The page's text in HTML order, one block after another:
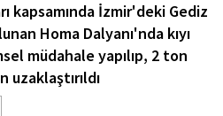
kapsamında İzmir'deki Gediz
Homa Dalyanı'nda kıyı
müdahale yapılıp, 2 ton
uzaklaştırıldı